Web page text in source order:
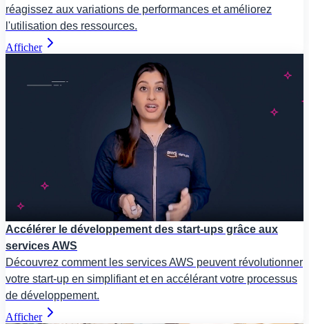
réagissez aux variations de performances et améliorez
l'utilisation des ressources.
Afficher
Accélérer le développement des start-ups grâce aux
services AWS
Découvrez comment les services AWS peuvent révolutionner
votre start-up en simplifiant et en accélérant votre processus
de développement.
Afficher